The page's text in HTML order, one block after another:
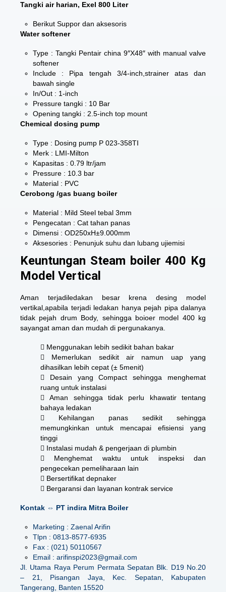
Tangki air harian, Exel 800 Liter
Berikut Suppor dan aksesoris
Water softener
Type : Tangki Pentair china 9″X48″ with manual valve
softener
Include : Pipa tengah 3/4-inch,strainer atas dan
bawah single
In/Out : 1-inch
Pressure tangki : 10 Bar
Opening tangki : 2.5-inch top mount
Chemical dosing pump
Type : Dosing pump P 023-358TI
Merk : LMI-Milton
Kapasitas : 0.79 ltr/jam
Pressure : 10.3 bar
Material : PVC
Cerobong /gas buang boiler
Material : Mild Steel tebal 3mm
Pengecatan : Cat tahan panas
Dimensi : OD250xH±9.000mm
Aksesories : Penunjuk suhu dan lubang ujiemisi
Keuntungan Steam boiler 400 Kg
Model Vertical
Aman terjadiledakan besar krena desing model
vertikal,apabila terjadi ledakan hanya pejah pipa dalanya
tidak pejah drum Body, sehingga boioer model 400 kg
sayangat aman dan mudah di pergunakanya.
 Menggunakan lebih sedikit bahan bakar
 Memerlukan sedikit air namun uap yang
dihasilkan lebih cepat (± 5menit)
 Desain yang Compact sehingga menghemat
ruang untuk instalasi
 Aman sehingga tidak perlu khawatir tentang
bahaya ledakan
 Kehilangan panas sedikit sehingga
memungkinkan untuk mencapai efisiensi yang
tinggi
 Instalasi mudah & pengerjaan di plumbin
 Menghemat waktu untuk inspeksi dan
pengecekan pemeliharaan lain
 Bersertifikat depnaker
 Bergaransi dan layanan kontrak service
Kontak ⇔ PT indira Mitra Boiler
Marketing : Zaenal Arifin
Tlpn : 0813-8577-6935
Fax : (021) 50110567
Email : arifinspi2023@gmail.com
Jl. Utama Raya Perum Permata Sepatan Blk. D19 No.20
– 21, Pisangan Jaya, Kec. Sepatan, Kabupaten
Tangerang, Banten 15520